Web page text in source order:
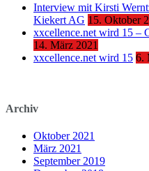
Interview mit Kirsti
Kiekert AG 15. Oktober
xxcellence.net wird 15 –
14. März 2021
xxcellence.net wird 15 6.
Archiv
Oktober 2021
März 2021
September 2019